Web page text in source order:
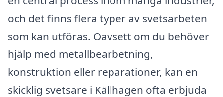
och det finns flera typer av svetsarbeten
som kan utföras. Oavsett om du behöver
hjälp med metallbearbetning,
konstruktion eller reparationer, kan en
skicklig svetsare i Källhagen ofta erbjuda